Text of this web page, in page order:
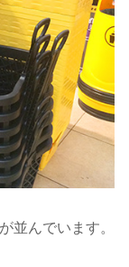
並んでいます。